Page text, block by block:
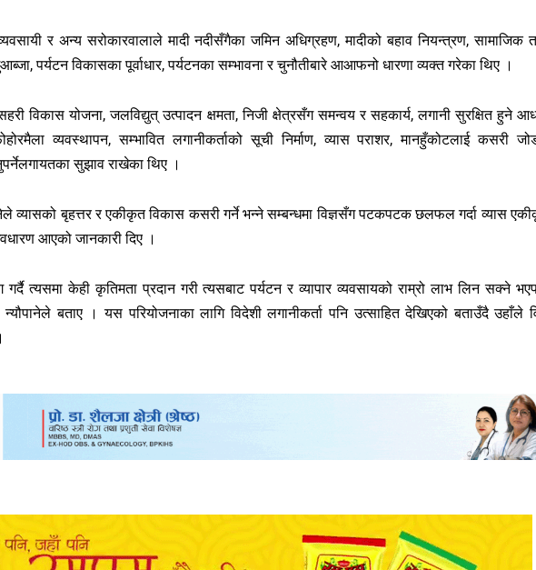
व्यवसायी र अन्य सरोकारवालाले मादी नदीसँगैका जमिन अधिग्रहण, मादीको बहाव नियन्त्रण, सामाजिक
पर्यटन विकासका पूर्वाधार, पर्यटनका सम्भावना र चुनौतीबारे आआफनो धारणा व्यक्त गरेका थिए ।
विकास योजना, जलविद्युत् उत्पादन क्षमता, निजी क्षेत्रसँग समन्वय र सहकार्य, लगानी सुरक्षित हुने
व्यवस्थापन, सम्भावित लगानीकर्ताको सूची निर्माण, व्यास पराशर, मानहुँकोटलाई कसरी
सुझाव राखेका थिए ।
व्यासको बृहत्तर र एकीकृत विकास कसरी गर्ने भन्ने सम्बन्धमा विज्ञसँग पटकपटक छलफल गर्दा व्यास
आएको जानकारी दिए ।
त्यसमा केही कृतिमता प्रदान गरी त्यसबाट पर्यटन र व्यापार व्यवसायको राम्रो लाभ लिन सक्ने
बताए । यस परियोजनाका लागि विदेशी लगानीकर्ता पनि उत्साहित देखिएको बताउँदै उहाँले